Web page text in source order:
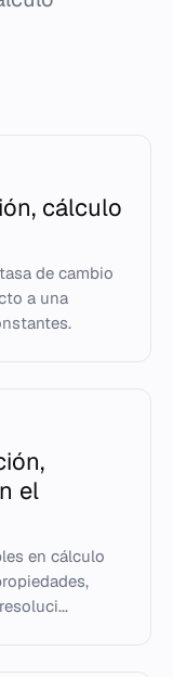
cálculo
de cambio
a una
el
en cálculo